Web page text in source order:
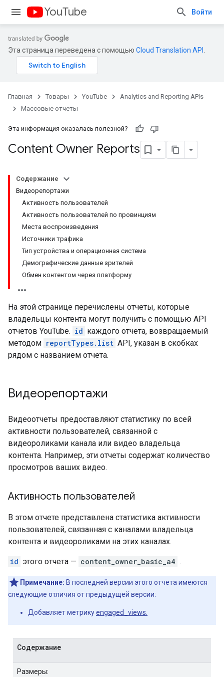
YouTube Войти
Эта страница переведена с помощью Cloud Translation API
Главная Товары YouTube
Analytics and Reporting APIs
Массовые отчеты
Эта информация оказалась полезной?
Content Owner Reports
Содержание
Видеорепортажи
Активность пользователей
Активность пользователей по провинциям
Места воспроизведения
Источники трафика
Тип устройства и операционная система
Демографические данные зрителей
Обмен контентом через платформу
На этой странице перечислены отчеты, которые
владельцы контента могут получить с помощью API
отчетов YouTube. id каждого отчета, возвращаемый
методом reportTypes.list API, указан в скобках
рядом с названием отчета.
Видеорепортажи
Видеоотчеты предоставляют статистику по всей
активности пользователей, связанной с
видеороликами канала или видео владельца
контента. Например, эти отчеты содержат количество
просмотров ваших видео.
Активность пользователей
В этом отчете представлена ​​статистика активности
пользователей, связанная с каналами владельца
контента и видеороликами на этих каналах.
id этого отчета — content_owner_basic_a4 .
Примечание: В последней версии этого отчета имеются
следующие отличия от предыдущей версии:
Добавляет метрикуengaged_views.
Содержание
Размеры: